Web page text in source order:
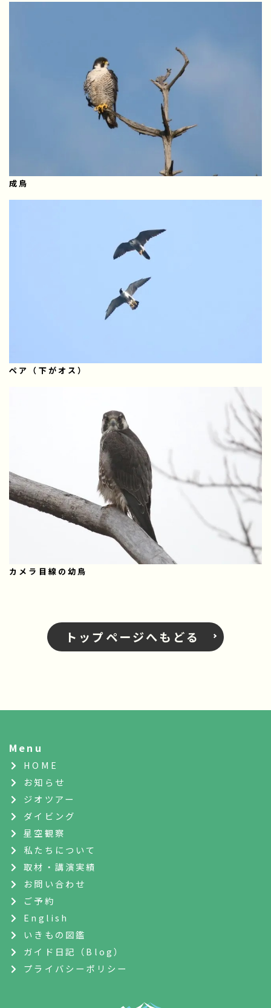
成鳥
ペア（下がオス）
カメラ目線の幼鳥
トップページへもどる
Menu
HOME
お知らせ
ジオツアー
ダイビング
星空観察
私たちについて
取材・講演実績
お問い合わせ
ご予約
English
いきもの図鑑
ガイド日記（Blog）
プライバシーポリシー